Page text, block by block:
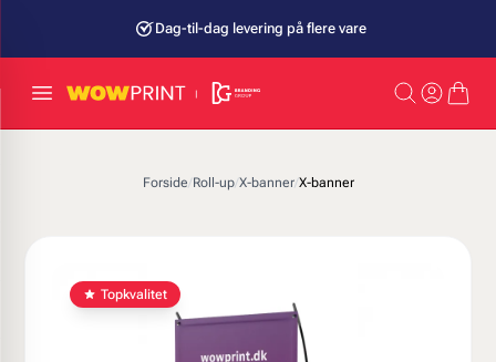
Dag-til-dag levering på flere vare
Forside/Roll-up/X-banner/X-banner
Topkvalitet